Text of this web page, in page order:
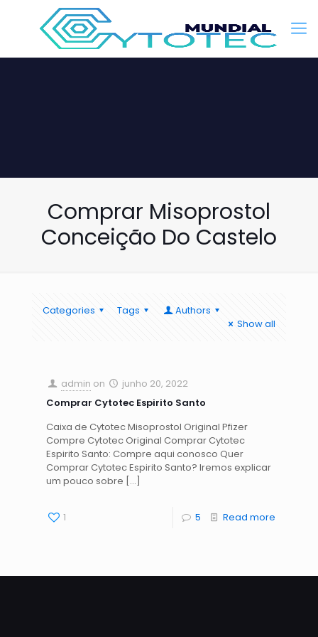
Comprar Misoprostol
Conceição Do Castelo
Categories Tags
Authors
Show all
admin on
junho 20, 2022
Comprar Cytotec Espirito Santo
Caixa de Cytotec Misoprostol Original Pfizer
Compre Cytotec Original Comprar Cytotec
Espirito Santo: Compre aqui conosco Quer
Comprar Cytotec Espirito Santo? Iremos explicar
um pouco sobre […]
1 5 Read more